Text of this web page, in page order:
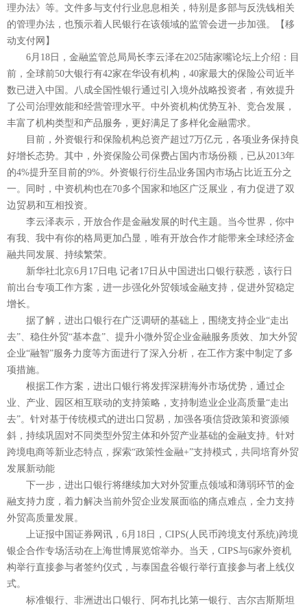
理办法》等。文件多与支付行业息息相关，特别是多部与反洗钱相关
的管理办法，也预示着人民银行在该领域的监管会进一步加强。【移
动支付网】
6月18日，金融监管总局局长李云泽在2025陆家嘴论坛上介绍：目
前，全球前50大银行有42家在华设有机构，40家最大的保险公司近半
数已进入中国。八成全国性银行通过引入境外战略投资者，有效提升
了公司治理效能和经营管理水平。中外资机构优势互补、竞合发展，
丰富了机构类型和产品服务，更好满足了多样化金融需求。
目前，外资银行和保险机构总资产超过7万亿元，各项业务保持良
好增长态势。其中，外资保险公司保费占国内市场份额，已从2013年
的4%提升至目前的9%。外资银行衍生品业务国内市场占比近五分之
一。同时，中资机构也在70多个国家和地区广泛展业，有力促进了双
边贸易和互相投资。
李云泽表示，开放合作是金融发展的时代主题。当今世界，你中
有我、我中有你的格局更加凸显，唯有开放合作才能带来全球经济金
融共同发展、持续繁荣。
新华社北京6月17日电 记者17日从中国进出口银行获悉，该行日
前出台专项工作方案，进一步强化外贸领域金融支持，促进外贸稳定
增长。
据了解，进出口银行在广泛调研的基础上，围绕支持企业“走出
去”、稳住外贸“基本盘”、提升小微外贸企业金融服务质效、加大外贸
企业“融智”服务力度等方面进行了深入分析，在工作方案中制定了多
项措施。
根据工作方案，进出口银行将发挥深耕海外市场优势，通过企
业、产业、园区相互联动的支持策略，支持制造业企业高质量“走出
去”。针对基于传统模式的进出口贸易，加强各项信贷政策和资源倾
斜，持续巩固对不同类型外贸主体和外贸产业基础的金融支持。针对
跨境电商等新业态特点，探索“政策性金融+”支持模式，共同培育外贸
发展新动能
下一步，进出口银行将继续加大对外贸重点领域和薄弱环节的金
融支持力度，着力解决当前外贸企业发展面临的痛点难点，全力支持
外贸高质量发展。
上证报中国证券网讯，6月18日，CIPS(人民币跨境支付系统)跨境
银企合作专场活动在上海世博展览馆举办。当天，CIPS与6家外资机
构举行直接参与者签约仪式，与泰国盘谷银行举行直接参与者上线仪
式。
标准银行、非洲进出口银行、阿布扎比第一银行、吉尔吉斯斯坦